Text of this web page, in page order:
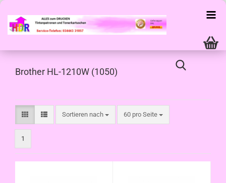
Brother HL-1210W (1050)
Sortieren nach
Sortieren nach 60 pro Seite
pro Seite
1